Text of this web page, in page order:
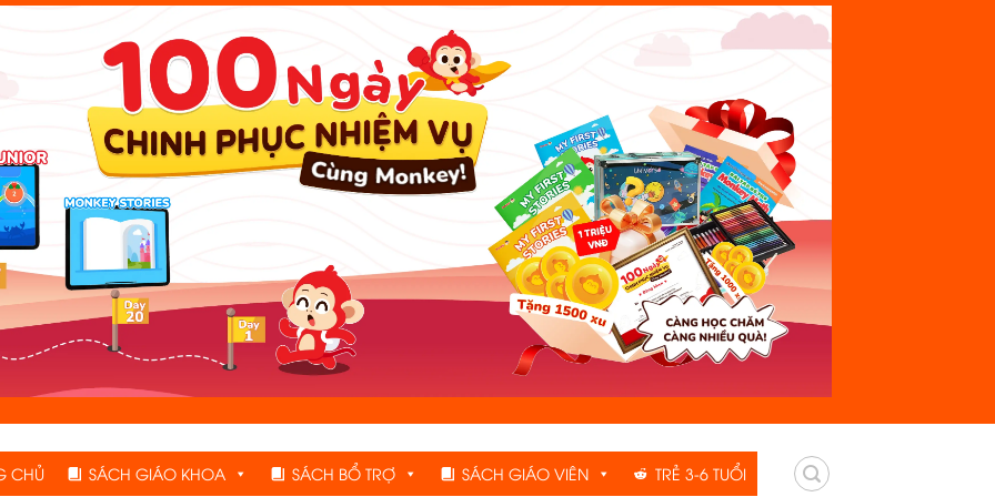
CHỦ SÁCH GIÁO KHOA SÁCH BỔ TRỢ SÁCH GIÁO VIÊN TRẺ 3-6 TUỔI